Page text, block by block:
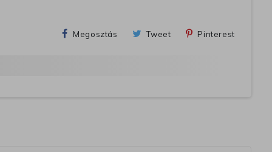
Megosztás Tweet Pinterest